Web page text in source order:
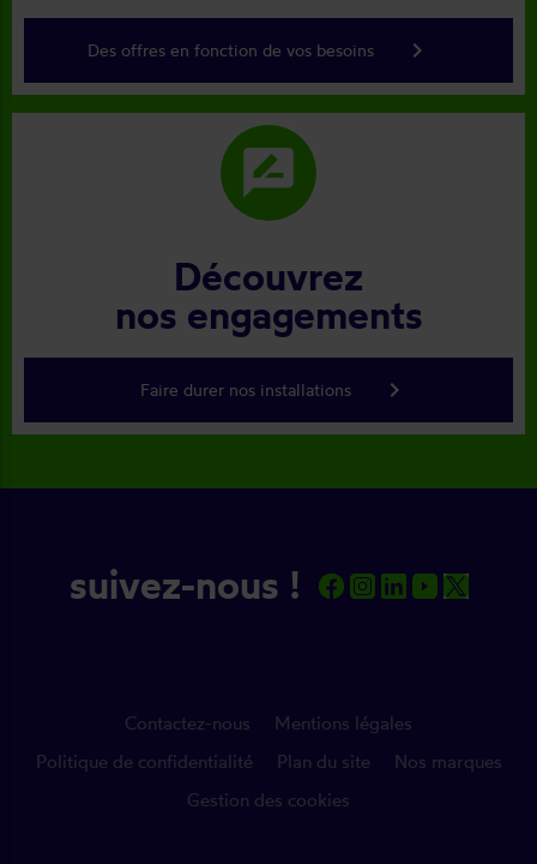
Des offres en fonction de vos besoins keyboard_arrow_right
rate_review
Découvrez
nos engagements
Faire durer nos installations keyboard_arrow_right
suivez-nous !
Contactez-nous
Mentions légales
Politique de confidentialité
Plan du site
Nos marques
Gestion des cookies